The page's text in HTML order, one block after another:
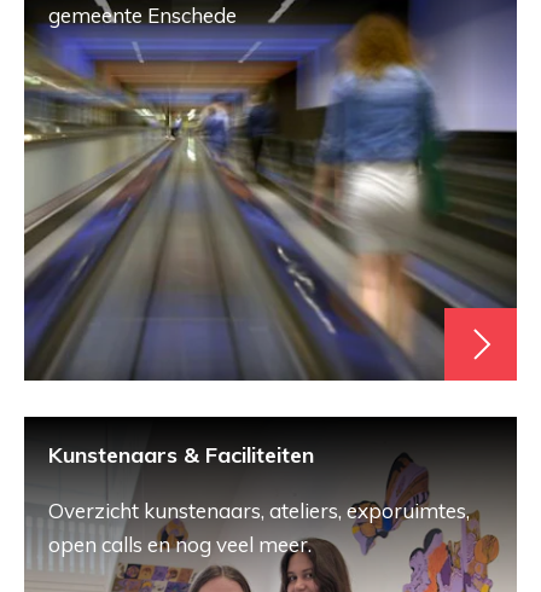
gemeente Enschede
Kunstenaars & Faciliteiten
Overzicht kunstenaars, ateliers, exporuimtes,
open calls en nog veel meer.